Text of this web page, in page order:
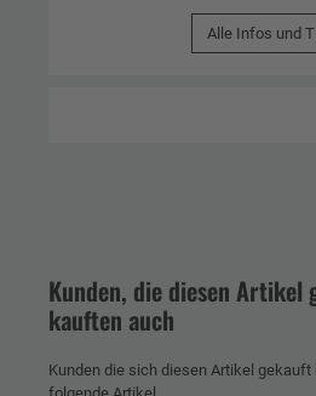
Alle Infos und
Kunden, die diesen Artikel
kauften auch
Kunden die sich diesen Artikel